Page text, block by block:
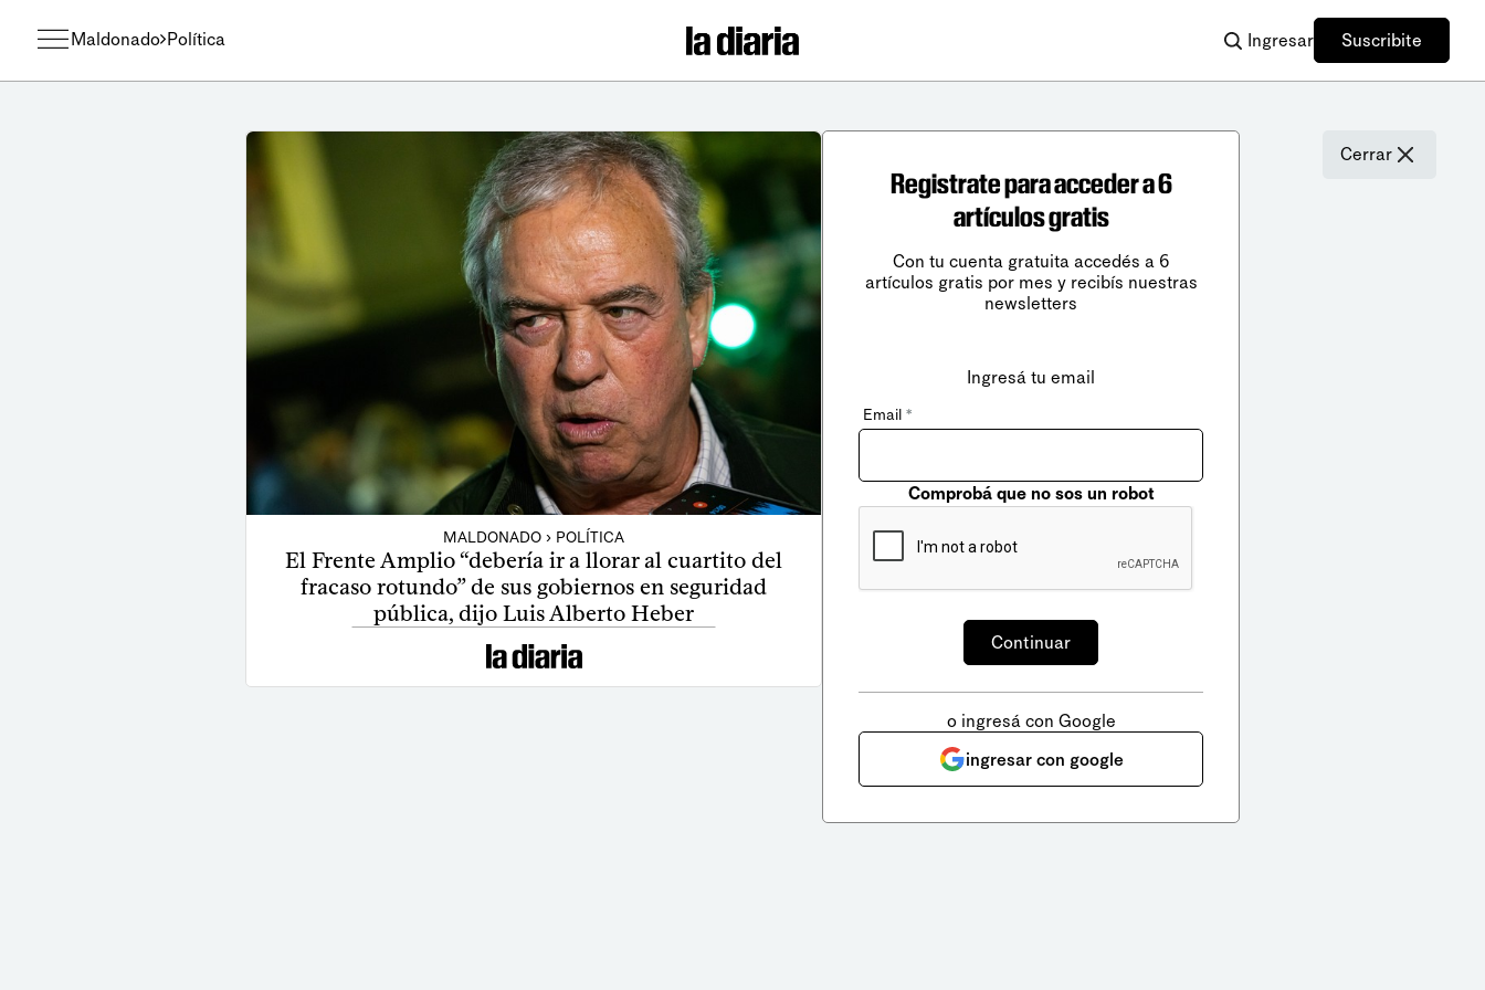
Maldonado Política Ingresar Suscribite
MALDONADO › POLÍTICA
El Frente Amplio “debería ir a llorar al cuartito del
fracaso rotundo” de sus gobiernos en seguridad
pública, dijo Luis Alberto Heber
Cerrar
Registrate para acceder a 6
artículos gratis
Con tu cuenta gratuita accedés a 6
artículos gratis por mes y recibís nuestras
newsletters
Ingresá tu email
Email *
Comprobá que no sos un robot
o ingresá con Google
ingresar con google